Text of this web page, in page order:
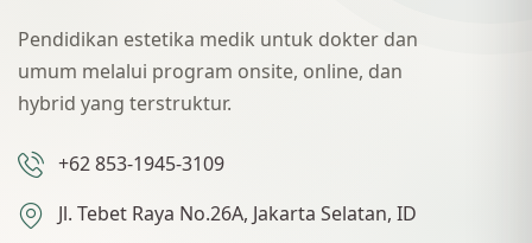
Pendidikan estetika medik untuk dokter dan
umum melalui program onsite, online, dan
hybrid yang terstruktur.
+62 853-1945-3109
Jl. Tebet Raya No.26A, Jakarta Selatan, ID